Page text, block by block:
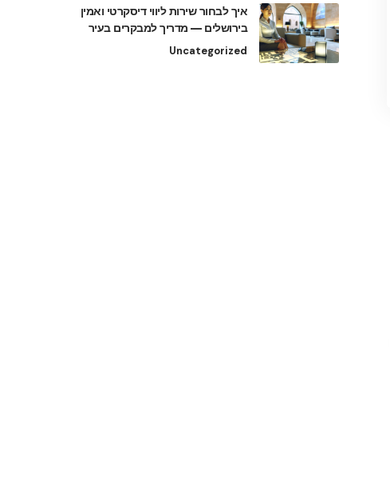
איך לבחור שירות ליווי דיסקרטי ואמין
בירושלים — מדריך למבקרים בעיר
Uncategorized